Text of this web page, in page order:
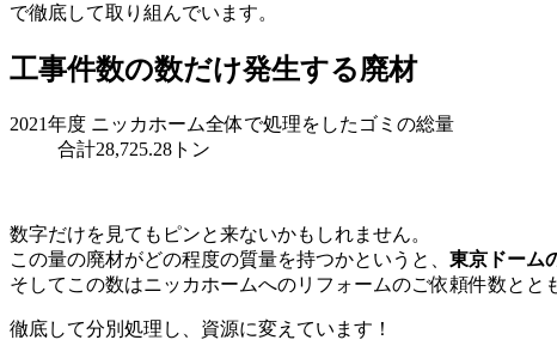
で徹底して取り組んでいます。
工事件数の数だけ発生する廃材
2021年度 ニッカホーム全体で処理をしたゴミの総量
合計28,725.28トン
数字だけを見てもピンと来ないかもしれません。
この量の廃材がどの程度の質量を持つかというと、 東京ドーム
そしてこの数はニッカホームへのリフォームのご依頼件数と
徹底して分別処理し、資源に変えています！